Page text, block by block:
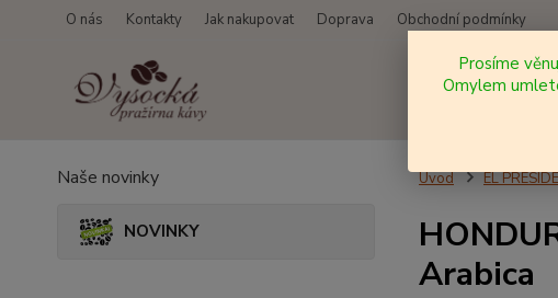
O nás Kontakty Jak nakupovat Doprava Obchodní podmínky
Naše novinky
NOVINKY
Úvod EL
Arabica
Prosíme
Omylem